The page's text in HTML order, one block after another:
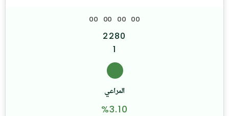
المراعي
%3.10
00 00 00 00
2280
1